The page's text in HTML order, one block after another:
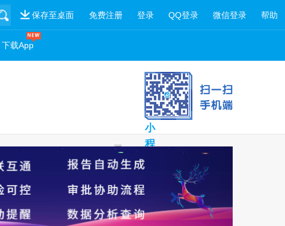
免费注册 登录 QQ登录 微信登录 帮助
保存至桌面
下载App
扫
一
扫
小
程